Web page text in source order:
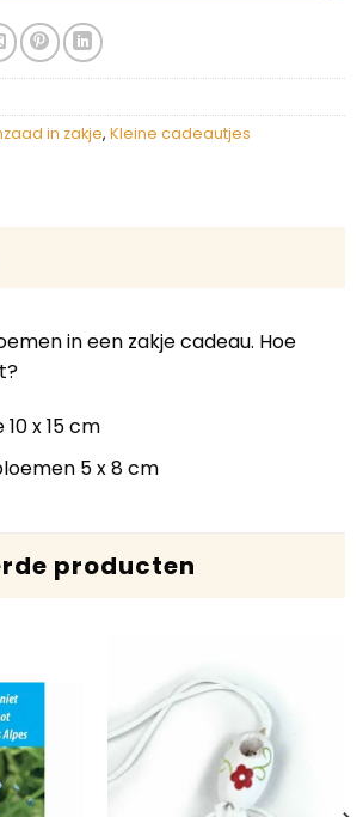
in zakje, Kleine cadeautjes
in een zakje cadeau. Hoe
x 15 cm
5 x 8 cm
producten